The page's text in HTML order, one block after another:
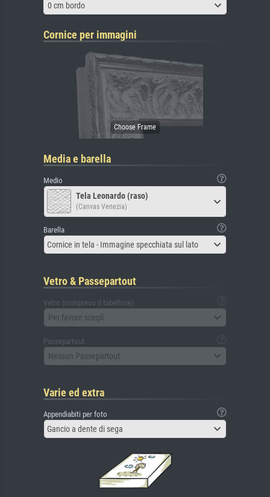
0 cm bordo
Cornice per immagini
Media e barella
Medio
Tela Leonardo (raso)
(Canvas Venezia)
Barella
Cornice in tela - Immagine specchiata sul lato
Vetro & Passepartout
Vetro (compreso il tabellone)
Per favore scegli
Passepartout
Nessun Passepartout
Varie ed extra
Appendiabiti per foto
Gancio a dente di sega